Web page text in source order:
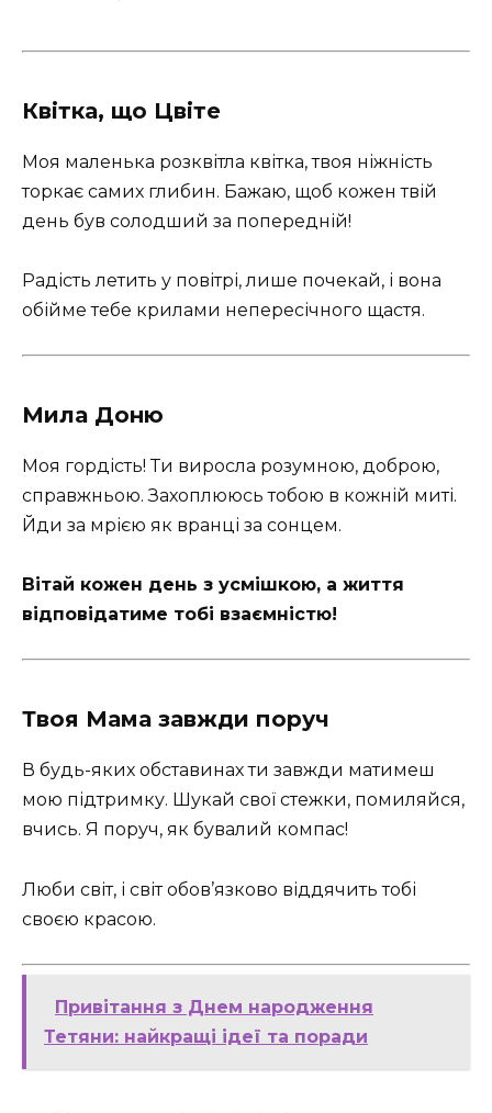
Квітка, що Цвіте
Моя маленька розквітла квітка, твоя ніжність
торкає самих глибин. Бажаю, щоб кожен твій
день був солодший за попередній!
Радість летить у повітрі, лише почекай, і вона
обійме тебе крилами непересічного щастя.
Мила Доню
Моя гордість! Ти виросла розумною, доброю,
справжньою. Захоплююсь тобою в кожній миті.
Йди за мрією як вранці за сонцем.
Вітай кожен день з усмішкою, а життя
відповідатиме тобі взаємністю!
Твоя Мама завжди поруч
В будь-яких обставинах ти завжди матимеш
мою підтримку. Шукай свої стежки, помиляйся,
вчись. Я поруч, як бувалий компас!
Люби світ, і світ обов’язково віддячить тобі
своєю красою.
Привітання з Днем народження
Тетяни: найкращі ідеї та поради